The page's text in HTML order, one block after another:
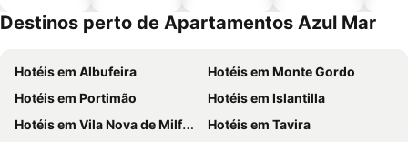
Destinos perto de Apartamentos Azul Mar
Hotéis em Albufeira
Hotéis em Monte Gordo
Hotéis em Portimão
Hotéis em Islantilla
Hotéis em Vila Nova de Milfontes
Hotéis em Tavira